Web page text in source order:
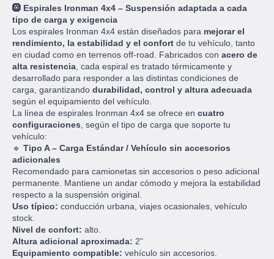
🛞 Espirales Ironman 4x4 – Suspensión adaptada a cada
tipo de carga y exigencia
Los espirales Ironman 4x4 están diseñados para mejorar el
rendimiento, la estabilidad y el confort de tu vehículo, tanto
en ciudad como en terrenos off-road. Fabricados con acero de
alta resistencia , cada espiral es tratado térmicamente y
desarrollado para responder a las distintas condiciones de
carga, garantizando durabilidad, control y altura adecuada
según el equipamiento del vehículo.
La línea de espirales Ironman 4x4 se ofrece en cuatro
configuraciones , según el tipo de carga que soporte tu
vehículo:
🔹 Tipo A – Carga Estándar / Vehículo sin accesorios
adicionales
Recomendado para camionetas sin accesorios o peso adicional
permanente. Mantiene un andar cómodo y mejora la estabilidad
respecto a la suspensión original.
Uso típico: conducción urbana, viajes ocasionales, vehículo
stock.
Nivel de confort: alto.
Altura adicional aproximada: 2”
Equipamiento compatible: vehículo sin accesorios.